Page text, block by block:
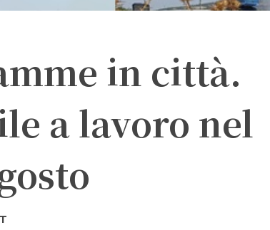
in città.
a lavoro nel